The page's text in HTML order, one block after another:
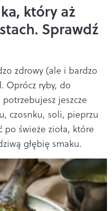
który aż
Sprawdź
zdrowy (ale i bardzo
Oprócz ryby, do
jeszcze
czosnku, soli, pieprzu
po świeże zioła, które
głębię smaku.